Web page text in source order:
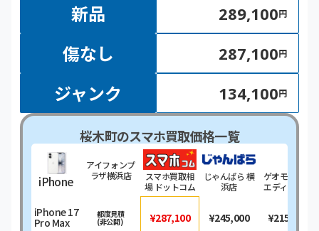
新品 289,100円
傷なし 287,100円
ジャンク 134,100円
桜木町のスマホ買取価格一覧
iPhone
iPhone 17
Pro Max
アイフォンプ
ラザ横浜店
都度見積
(非公開)
スマホ買取相
場 ドットコム
¥287,100
じゃんぱら 横
浜店
¥245,000
ゲオモバイル
エディオン横
¥215,000